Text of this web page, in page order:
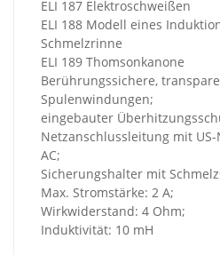
ELI 187 Elektroschweißen
ELI 188 Modell eines
Schmelzrinne
ELI 189 Thomsonkanone
Berührungssichere,
Spulenwindungen;
eingebauter
Netzanschlussleitung mit
AC;
Sicherungshalter mit
Max. Stromstärke: 2 A;
Wirkwiderstand: 4 Ohm;
Induktivität: 10 mH